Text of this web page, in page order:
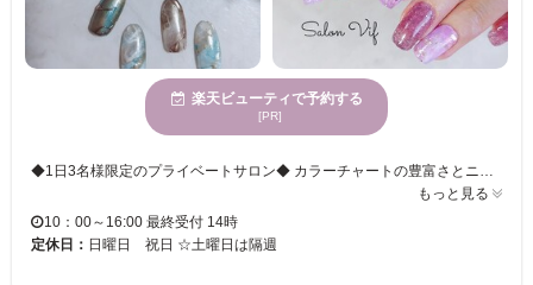
楽天ビューティで予約する
[PR]
◆1日3名様限定のプライベートサロン◆ カラーチャートの豊富さとニュアンスアートや お花のアートサンプルをメインにしています。 大人可愛いアート好きさんにはおススメです！ 個人サロンなのでゆったりとした施術をさせて頂いています。 お一人様、3時間枠を取らせて頂いているので ケア、アート、丁寧に施術させて頂きます。 施術終わりには、お紅茶とお菓子をお出ししています♪ フィルインを採用しているのでお爪にも優しいサロンです。
もっと見る
10：00～16:00 最終受付 14時
定休日： 日曜日 祝日 ☆土曜日は隔週